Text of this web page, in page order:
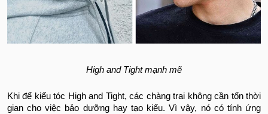
High and Tight mạnh mẽ
Khi để kiểu tóc High and Tight, các chàng trai không cần tốn thời
gian cho việc bảo dưỡng hay tạo kiểu. Vì vậy, nó có tính ứng